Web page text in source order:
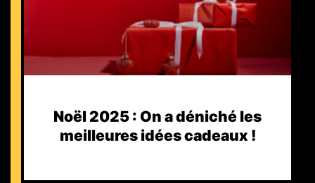
Noël 2025 : On a déniché les
meilleures idées cadeaux !